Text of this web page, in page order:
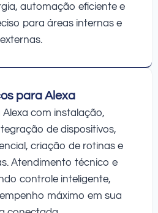
automação eficiente e
para áreas internas e
externas.
para Alexa
Alexa com instalação,
de dispositivos,
criação de rotinas e
Atendimento técnico e
controle inteligente,
máximo em sua